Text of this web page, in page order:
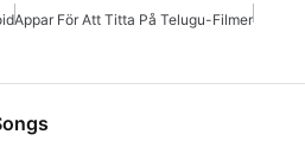
Appar För Att Titta På Telugu-Filmer